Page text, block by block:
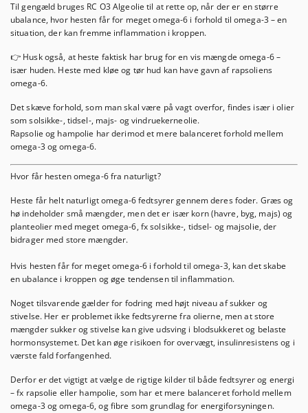
Til gengæld bruges RC O3 Algeolie til at rette op, når der er en større
ubalance, hvor hesten får for meget omega-6 i forhold til omega-3 – en
situation, der kan fremme inflammation i kroppen.
👉 Husk også, at heste faktisk har brug for en vis mængde omega-6–
især huden. Heste med kløe og tør hud kan have gavn af rapsoliens
omega-6.
Det skæve forhold, som man skal være på vagt overfor, findes især i olier
som solsikke-, tidsel-, majs- og vindruekerneolie.
Rapsolie og hampolie har derimod et mere balanceret forhold mellem
omega-3 og omega-6.
Hvor får hesten omega-6 fra naturligt?
Heste får helt naturligt omega-6 fedtsyrer gennem deres foder. Græs og
hø indeholder små mængder, men det er især korn (havre, byg, majs) og
planteolier med meget omega-6, fx solsikke-, tidsel- og majsolie, der
bidrager med store mængder.
Hvis hesten får for meget omega-6 i forhold til omega-3, kan det skabe
en ubalance i kroppen og øge tendensen til inflammation.
Noget tilsvarende gælder for fodring med højt niveau af sukker og
stivelse. Her er problemet ikke fedtsyrerne fra olierne, men at store
mængder sukker og stivelse kan give udsving i blodsukkeret og belaste
hormonsystemet. Det kan øge risikoen forovervægt, insulinresistens og i
værste fald forfangenhed.
Derfor er det vigtigt at vælge de rigtige kilder til både fedtsyrer og energi
– fx rapsolie eller hampolie, som har et mere balanceret forhold mellem
omega-3 og omega-6, og fibre som grundlag for energiforsyningen.